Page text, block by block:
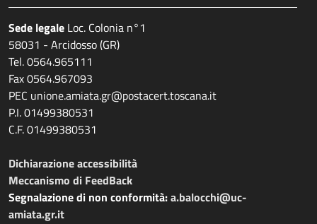
Sede legale Loc. Colonia n°1
58031 - Arcidosso (GR)
Tel. 0564.965111
Fax 0564.967093
PEC unione.amiata.gr@postacert.toscana.it
P.I. 01499380531
C.F. 01499380531
Dichiarazione accessibilità
Meccanismo di FeedBack
Segnalazione di non conformità:a.balocchi@uc-
amiata.gr.it